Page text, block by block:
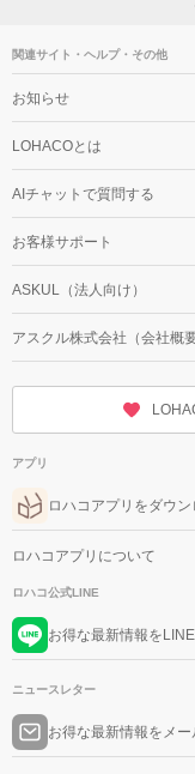
関連サイト・ヘルプ・その他
お知らせ
LOHACOとは
AIチャットで質問する
お客様サポート
ASKUL（法人向け）
アスクル株式会社（会社概要
アプリ
ロハコアプリをダウン
ロハコアプリについて
ロハコ公式LINE
お得な最新情報を
ニュースレター
お得な最新情報をメ